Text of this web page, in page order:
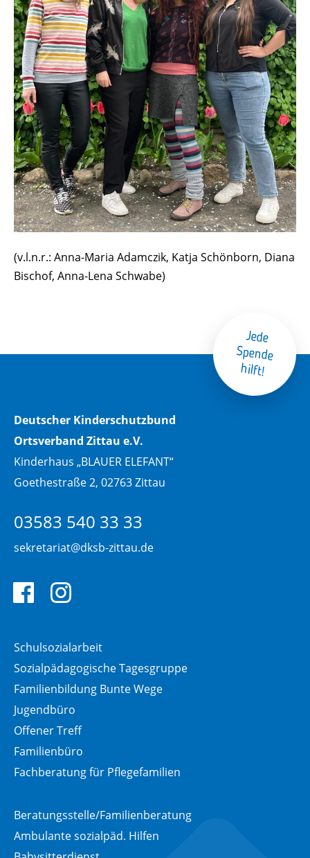
(v.l.n.r.: Anna-Maria Adamczik, Katja Schönborn, Diana
Bischof, Anna-Lena Schwabe)
Jede
Spende
hilft!
Deutscher Kinderschutzbund
Ortsverband Zittau e.V.
Kinderhaus „BLAUER ELEFANT“
Goethestraße 2, 02763 Zittau
03583 540 33 33
sekretariat@dksb-zittau.de
Facebook
Schulsozialarbeit
Sozialpädagogische Tagesgruppe
Familienbildung Bunte Wege
Jugendbüro
Offener Treff
Familienbüro
Fachberatung für Pflegefamilien
Beratungsstelle/Familienberatung
Ambulante sozialpäd. Hilfen